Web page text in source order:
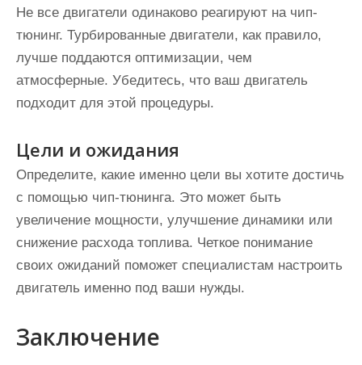
Не все двигатели одинаково реагируют на чип-
тюнинг. Турбированные двигатели, как правило,
лучше поддаются оптимизации, чем
атмосферные. Убедитесь, что ваш двигатель
подходит для этой процедуры.
Цели и ожидания
Определите, какие именно цели вы хотите достичь
с помощью чип-тюнинга. Это может быть
увеличение мощности, улучшение динамики или
снижение расхода топлива. Четкое понимание
своих ожиданий поможет специалистам настроить
двигатель именно под ваши нужды.
Заключение